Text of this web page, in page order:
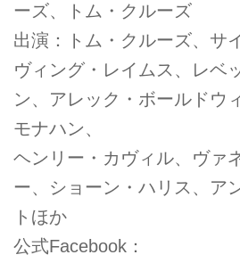
ーズ、トム・クルーズ
出演：トム・クルーズ、サ
ヴィング・レイムス、レベ
ン、アレック・ボールドウ
モナハン、
ヘンリー・カヴィル、ヴァ
ー、ショーン・ハリス、ア
トほか
公式Facebook：